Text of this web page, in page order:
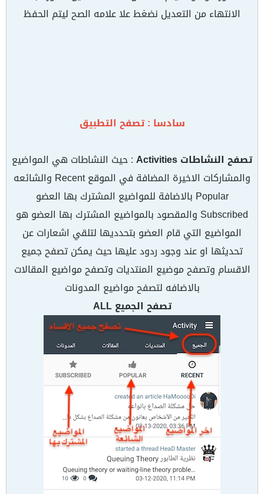
الانتهاء من التعديل نضغط علا علامه الصح ليتم الحفظ
سادسا : تصفح التطبيق
تصفح النشاطات Activities
: حيث النشاطات هي المواضيع
والمشاركات الاخيرة المضافة في الموقع Recent والشائعه
Popular بالاضافة للمواضيع المشترك بها العضو
Subscribed والمقصود بالمواضيع المشترك بها العضو هو
المواضيع التي قام العضو بتحدديها لتلقي اشعارات عن
تحديثها او عند وجود ردود عليها حيث يمكن تصفح جميع
الاقسام وتصفح موضيع المنتديات وتصفح مواضيع المقالات
بالاضافه لتصفح مواضيع المدونات
تصفح الجميع ALL